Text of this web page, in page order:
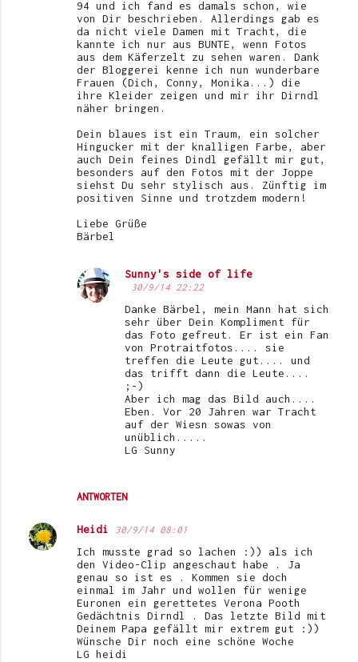
94 und ich fand es damals schon, wie
von Dir beschrieben. Allerdings gab es
da nicht viele Damen mit Tracht, die
kannte ich nur aus BUNTE, wenn Fotos
aus dem Käferzelt zu sehen waren. Dank
der Bloggerei kenne ich nun wunderbare
Frauen (Dich, Conny, Monika...) die
ihre Kleider zeigen und mir ihr Dirndl
näher bringen.
Dein blaues ist ein Traum, ein solcher
Hingucker mit der knalligen Farbe, aber
auch Dein feines Dindl gefällt mir gut,
besonders auf den Fotos mit der Joppe
siehst Du sehr stylisch aus. Zünftig im
positiven Sinne und trotzdem modern!
Liebe Grüße
Bärbel
ANTWORTEN
Sunny's side of life
30/9/14 22:22
Danke Bärbel, mein Mann hat sich
sehr über Dein Kompliment für
das Foto gefreut. Er ist ein Fan
von Protraitfotos.... sie
treffen die Leute gut.... und
das trifft dann die Leute....
;-)
Aber ich mag das Bild auch....
Eben. Vor 20 Jahren war Tracht
auf der Wiesn sowas von
unüblich.....
LG Sunny
Heidi 30/9/14 08:01
Ich musste grad so lachen :)) als ich
den Video-Clip angeschaut habe . Ja
genau so ist es . Kommen sie doch
einmal im Jahr und wollen für wenige
Euronen ein gerettetes Verona Pooth
Gedächtnis Dirndl . Das letzte Bild mit
Deinem Papa gefällt mir extrem gut :))
Wünsche Dir noch eine schöne Woche
LG heidi